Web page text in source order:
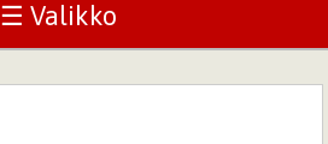
☰ Valikko